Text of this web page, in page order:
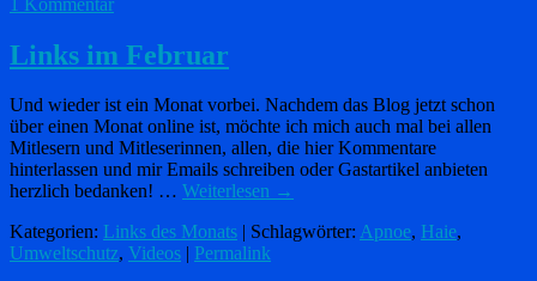
Links im Februar
Und wieder ist ein Monat vorbei. Nachdem das Blog jetzt schon
über einen Monat online ist, möchte ich mich auch mal bei allen
Mitlesern und Mitleserinnen, allen, die hier Kommentare
hinterlassen und mir Emails schreiben oder Gastartikel anbieten
herzlich bedanken! … Weiterlesen →
Kategorien: Links des Monats | Schlagwörter: Apnoe, Haie,
Umweltschutz, Videos Permalink